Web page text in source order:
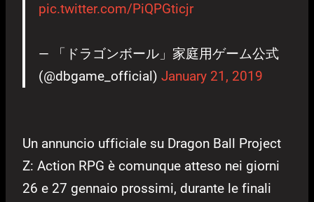
pic.twitter.com/PiQPGticjr
— 「ドラゴンボール」家庭用ゲーム公式
(@dbgame_official) January 21, 2019
Un annuncio ufficiale su Dragon Ball Project
Z: Action RPG è comunque atteso nei giorni
26 e 27 gennaio prossimi, durante le finali